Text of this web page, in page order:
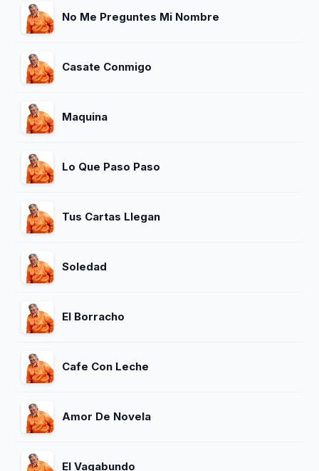
No Me Preguntes Mi Nombre
Casate Conmigo
Maquina
Lo Que Paso Paso
Tus Cartas Llegan
Soledad
El Borracho
Cafe Con Leche
Amor De Novela
El Vagabundo